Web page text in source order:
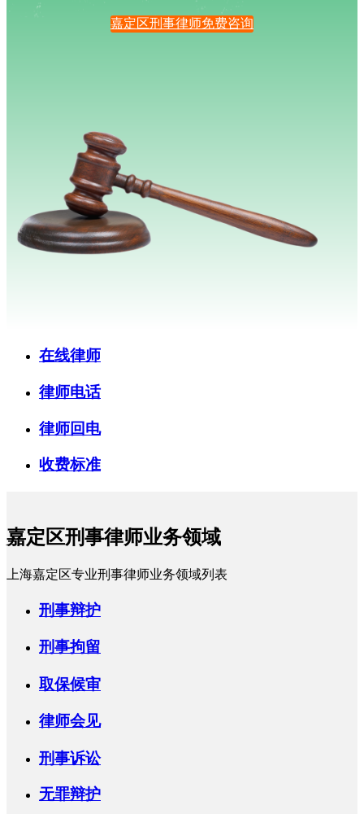
嘉定区刑事律师免费咨询
在线律师
律师电话
律师回电
收费标准
嘉定区刑事律师业务领域
上海嘉定区专业刑事律师业务领域列表
刑事辩护
刑事拘留
取保候审
律师会见
刑事诉讼
无罪辩护